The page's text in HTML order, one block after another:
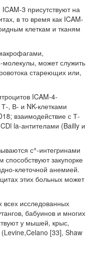
3 присутствуют на
в то время как ICAM-
клеткам и тканям
может служить
стареющих или,
ICAM-4-
, В- и NK-клетками
взаимодействие с Т-
la-антителами (Bailly и
с^-интегринами
закупорке
клеточной анемией.
этих больных может
всех исследованных
бабуинов и многих
у мышей, крыс,
[33], Shaw